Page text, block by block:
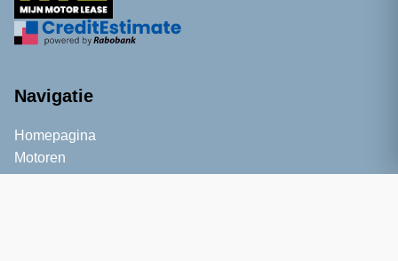
Navigatie
Homepagina
Motoren